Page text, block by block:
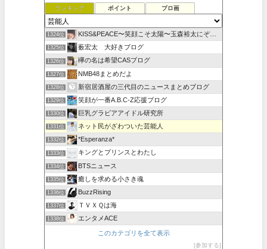
ランキング ポイント ブロ画
1324位 KISS&PEACE〜笑顔こそ太陽〜玉森裕太にぞっこんらび
1325位 薮宏太 大好きブログ
1326位 欅の名は希望CASブログ
1327位 NMB48まとめだよ
1328位 新宿居酒屋の三代目のニュースまとめブログ
1329位 笑顔が一番A.B.C-Z応援ブログ
1330位 巨乳グラビアアイドル研究所
1331位 ネット民がざわついた芸能人
1332位 *Esperanza*
1333位 キングとプリンスとわたし
1334位 BTSニュース
1335位 癒しを求める小さき魂
1336位 BuzzRising
1337位 ＴＶＸＱは海
1338位 エンタメACE
このカテゴリを全て表示
参加する